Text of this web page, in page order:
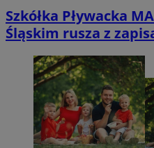
Szkółka Pływacka
Śląskim rusza z